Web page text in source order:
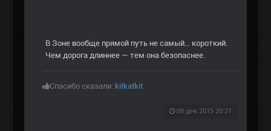
В Зоне вообще прямой путь не самый… короткий.
Чем дорога длиннее — тем она безопаснее.
Спасибо сказали: kitkatkit
08 дек 2015 20:21